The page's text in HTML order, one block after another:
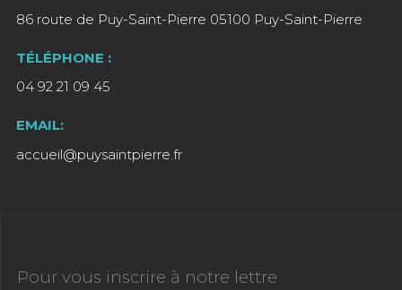
86 route de Puy-Saint-Pierre 05100 Puy-Saint-Pierre
TÉLÉPHONE :
04 92 21 09 45
EMAIL:
accueil@puysaintpierre.fr
Pour vous inscrire à notre lettre